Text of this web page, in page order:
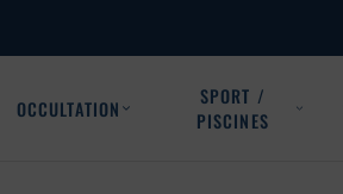
OCCULTATION
SPORT /
PISCINES